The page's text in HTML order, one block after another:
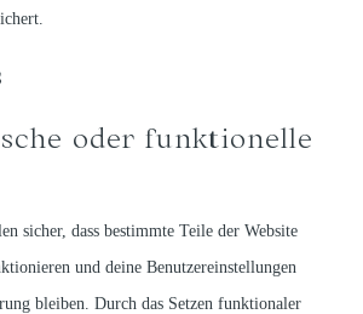
oder funktionelle
sicher, dass bestimmte Teile der Website
und deine Benutzereinstellungen
bleiben. Durch das Setzen funktionaler